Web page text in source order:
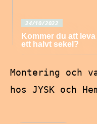
24/10/2022
Kommer du att leva
ett halvt sekel?
Montering och
hos JYSK och